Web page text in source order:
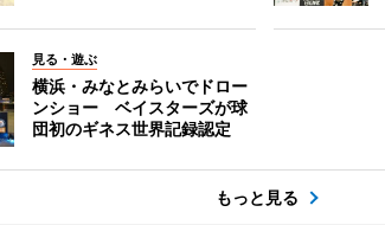
見る・遊ぶ
横浜・みなとみらいでドロー
ンショー ベイスターズが球
団初のギネス世界記録認定
もっと見る